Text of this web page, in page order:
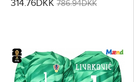
Udebanetrøje VM 2026
314.76DKK 786.94DKK